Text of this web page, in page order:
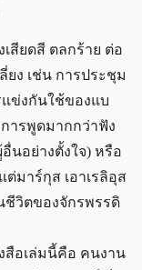
สียดสี ตลกร้าย ต่อ
ง เช่น การประชุม
ข่งกันใช้ของแบ
ารพูดมากกว่าฟัง
นอย่างตั้งใจ) หรือ
ต่มาร์กุส เอาเรลิอุส
ชีวิตของจักรพรรดิ
สือเล่มนี้คือ คนงาน